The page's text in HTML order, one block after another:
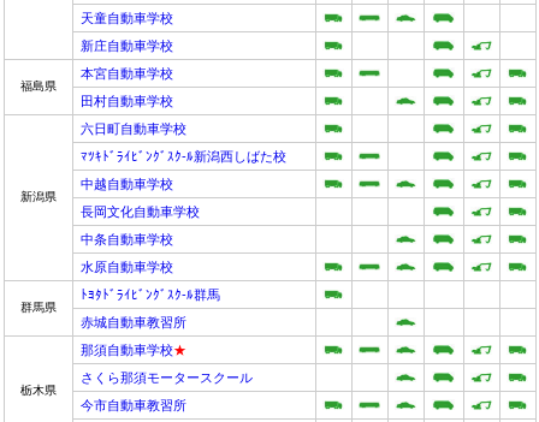
天童自動車学校
新庄自動車学校
福島県
本宮自動車学校
田村自動車学校
新潟県
六日町自動車学校
ﾏﾂｷﾄﾞﾗｲﾋﾞﾝｸﾞｽｸ-ﾙ新潟西しばた校
中越自動車学校
長岡文化自動車学校
中条自動車学校
水原自動車学校
群馬県
ﾄﾖﾀﾄﾞﾗｲﾋﾞﾝｸﾞｽｸ-ﾙ群馬
赤城自動車教習所
栃木県
那須自動車学校★
さくら那須モータースクール
今市自動車教習所